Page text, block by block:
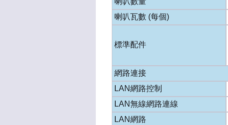
喇叭瓦數 (每個)
標準配件
網路連接
LAN網路控制
LAN無線網路連線
LAN網路